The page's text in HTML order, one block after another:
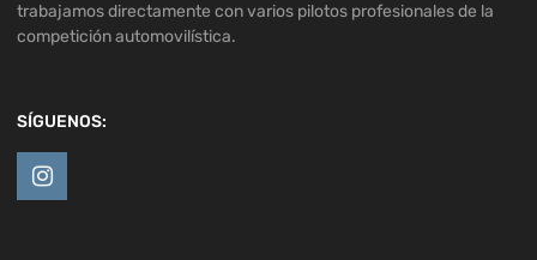
trabajamos directamente con varios pilotos profesionales de la
competición automovilística.
SÍGUENOS: